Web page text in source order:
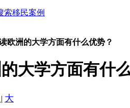
欧洲的大学方面有什么优势？
大学方面有什
| 大